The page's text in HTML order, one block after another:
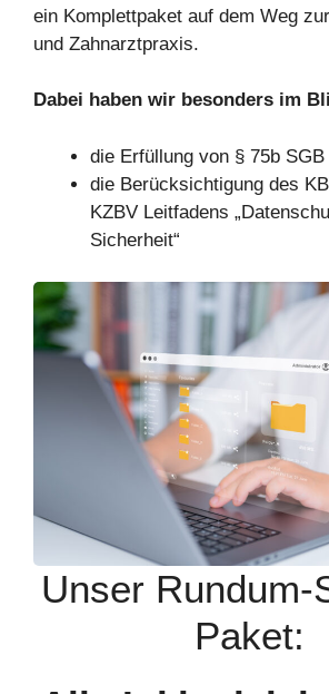
ein Komplettpaket auf dem Weg
und Zahnarztpraxis.
Dabei haben wir besonders im
die Erfüllung von § 75b SGB
die Berücksichtigung des
KZBV Leitfadens
Sicherheit“
Unser Rundum-
Paket: